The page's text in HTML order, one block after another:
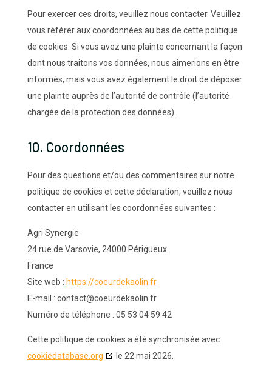
Pour exercer ces droits, veuillez nous contacter. Veuillez
vous référer aux coordonnées au bas de cette politique
de cookies. Si vous avez une plainte concernant la façon
dont nous traitons vos données, nous aimerions en être
informés, mais vous avez également le droit de déposer
une plainte auprès de l’autorité de contrôle (l’autorité
chargée de la protection des données).
10. Coordonnées
Pour des questions et/ou des commentaires sur notre
politique de cookies et cette déclaration, veuillez nous
contacter en utilisant les coordonnées suivantes :
Agri Synergie
24 rue de Varsovie, 24000 Périgueux
France
Site web : https://coeurdekaolin.fr
E-mail : contact@coeurdekaolin.fr
Numéro de téléphone : 05 53 04 59 42
Cette politique de cookies a été synchronisée avec
cookiedatabase.org
le 22 mai 2026.